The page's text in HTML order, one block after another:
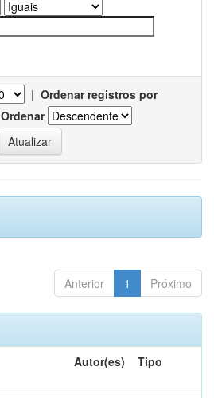
| Ordenar registros por
Ordenar
Anterior 1 Próximo
Autor(es) Tipo